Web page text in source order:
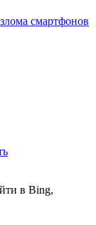
смартфонов
в Bing,